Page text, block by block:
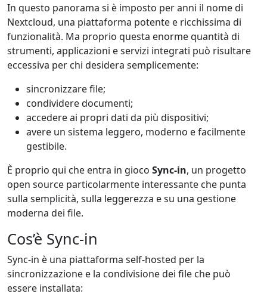
In questo panorama si è imposto per anni il nome di
Nextcloud, una piattaforma potente e ricchissima di
funzionalità. Ma proprio questa enorme quantità di
strumenti, applicazioni e servizi integrati può risultare
eccessiva per chi desidera semplicemente:
sincronizzare file;
condividere documenti;
accedere ai propri dati da più dispositivi;
avere un sistema leggero, moderno e facilmente
gestibile.
È proprio qui che entra in gioco Sync-in, un progetto
open source particolarmente interessante che punta
sulla semplicità, sulla leggerezza e su una gestione
moderna dei file.
Cos’è Sync-in
Sync-in è una piattaforma self-hosted per la
sincronizzazione e la condivisione dei file che può
essere installata: